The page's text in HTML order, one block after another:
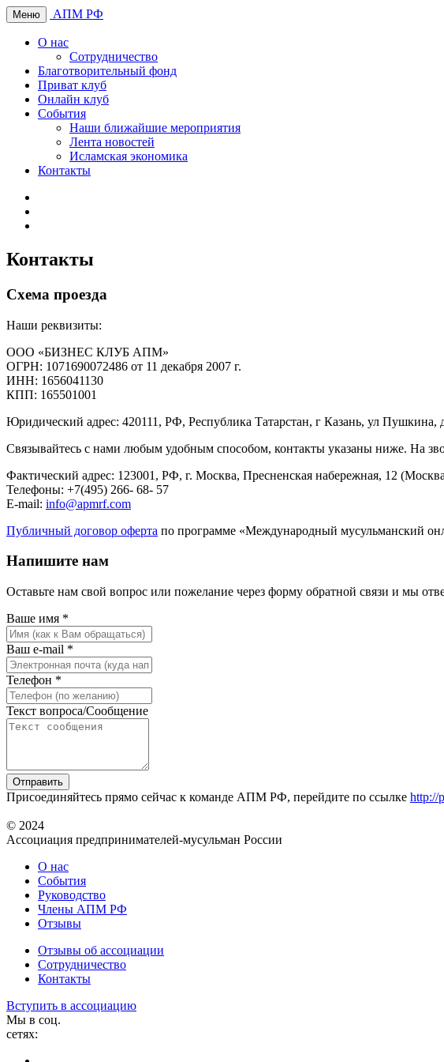
Меню АПМ РФ
О нас
Сотрудничество
Благотворительный фонд
Приват клуб
Онлайн клуб
События
Наши ближайшие мероприятия
Лента новостей
Исламская экономика
Контакты
Контакты
Схема проезда
Наши реквизиты:
ООО «БИЗНЕС КЛУБ АПМ»
ОГРН: 1071690072486 от 11 декабря 2007 г.
ИНН: 1656041130
КПП: 165501001
Юридический адрес: 420111, РФ, Республика Татарстан, г Казань, ул Пушкина,
Связывайтесь с нами любым удобным способом, контакты указаны ниже. На
Фактический адрес: 123001, РФ, г. Москва, Пресненская набережная, 12
Телефоны: +7(495) 266- 68- 57
E-mail: info@apmrf.com
Публичный договор оферта по программе «Международный мусульманский
Напишите нам
Оставьте нам свой вопрос или пожелание через форму обратной связи и мы
Ваше имя *
Ваш e-mail *
Телефон *
Текст вопроса/Сообщение
Присоединяйтесь прямо сейчас к команде АПМ РФ, перейдите по ссылке http://
© 2024
Ассоциация предпринимателей-мусульман России
О нас
События
Руководство
Члены АПМ РФ
Отзывы
Отзывы об ассоциации
Сотрудничество
Контакты
Вступить в ассоциацию
Мы в соц.
сетях: